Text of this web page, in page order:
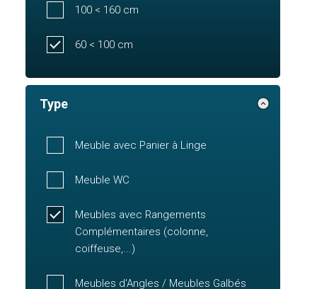
100 < 160 cm
60 < 100 cm
Type
Meuble avec Panier à Linge
Meuble WC
Meubles avec Rangements
Complémentaires (colonne,
coiffeuse,...)
Meubles d'Angles / Meubles Galbés